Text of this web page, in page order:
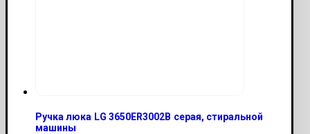
Ручка люка LG 3650ER3002В серая, стиральной
машины